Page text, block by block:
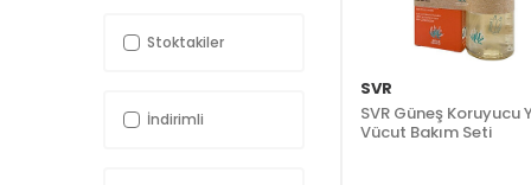
Cilt Bakımı
Koruyucular
Stoktakiler
İndirimli
SVR
SVR Güneş Koruyucu
Vücut Bakım Seti